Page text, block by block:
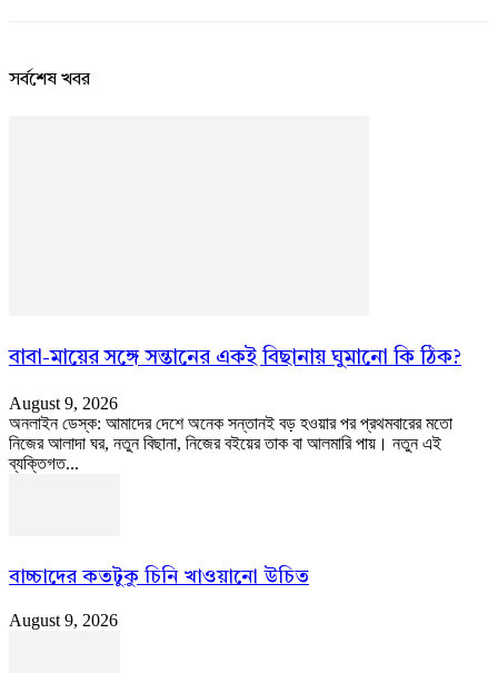
সর্বশেষ খবর
বাবা-মায়ের সঙ্গে সন্তানের একই বিছানায় ঘুমানো কি ঠিক?
August 9, 2026
অনলাইন ডেস্ক: আমাদের দেশে অনেক সন্তানই বড় হওয়ার পর প্রথমবারের মতো
নিজের আলাদা ঘর, নতুন বিছানা, নিজের বইয়ের তাক বা আলমারি পায়। নতুন এই
ব্যক্তিগত...
বাচ্চাদের কতটুকু চিনি খাওয়ানো উচিত
August 9, 2026